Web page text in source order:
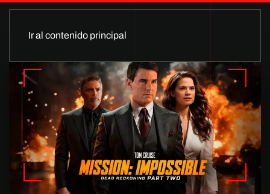
Ir al contenido principal